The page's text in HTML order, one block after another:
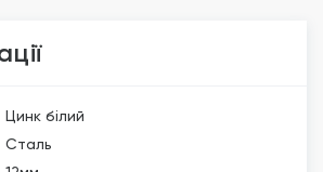
Цинк білий
Сталь